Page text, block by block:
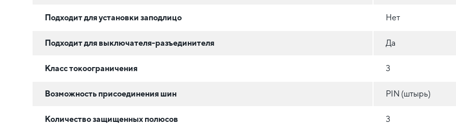
Подходит для установки заподлицо Нет
Подходит для выключателя-разъединителя Да
Класс токоограничения 3
Возможность присоединения шин PIN (штырь)
Количество защищенных полюсов 3